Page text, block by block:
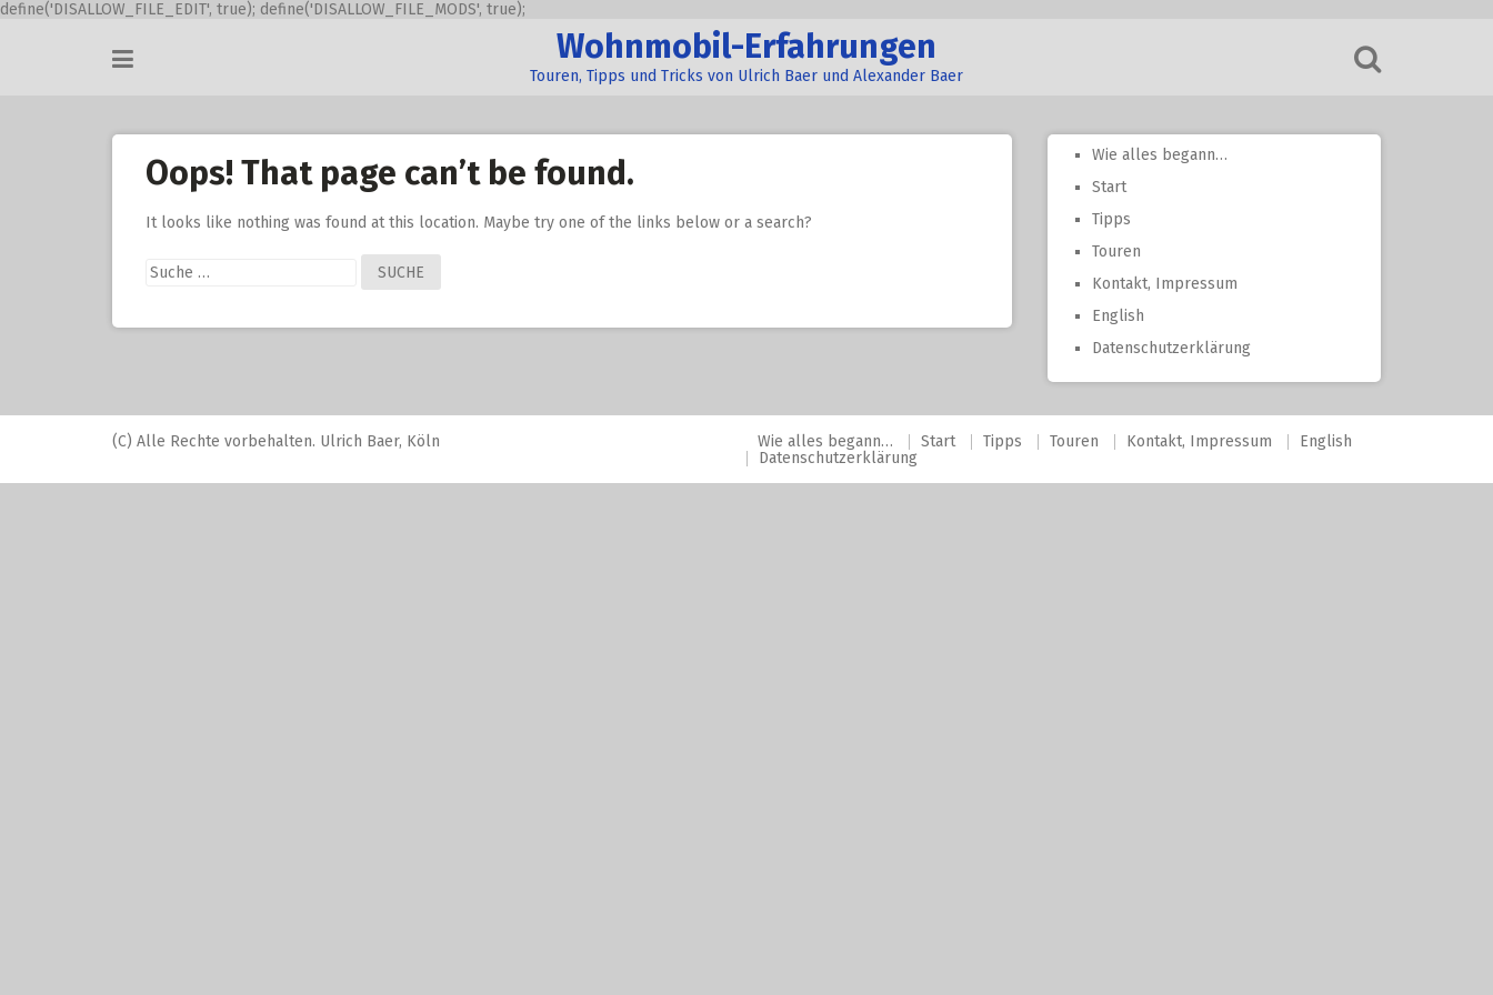
define('DISALLOW_FILE_EDIT', true); define('DISALLOW_FILE_MODS', true);
Wohnmobil-Erfahrungen
Touren, Tipps und Tricks von Ulrich Baer und Alexander Baer
Oops! That page can’t be found.
It looks like nothing was found at this location. Maybe try one of the links below or a search?
Suche
nach:
Wie alles begann…
Start
Tipps
Touren
Kontakt, Impressum
English
Datenschutzerklärung
(C) Alle Rechte vorbehalten. Ulrich Baer, Köln Wie alles begann… Start Tipps Touren Kontakt, Impressum
English
Datenschutzerklärung